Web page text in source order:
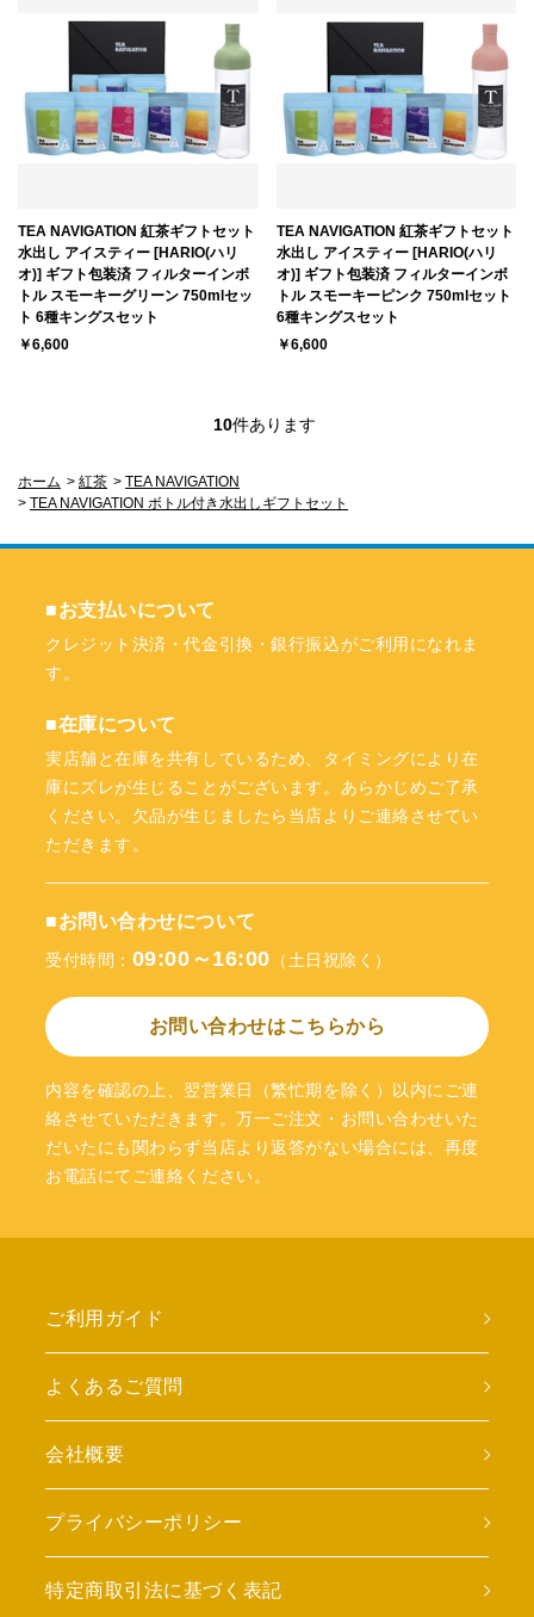
TEA NAVIGATION 紅茶ギフトセット
水出し アイスティー [HARIO(ハリ
オ)] ギフト包装済 フィルターインボ
トル スモーキーグリーン 750mlセッ
ト 6種キングスセット
￥6,600
TEA NAVIGATION 紅茶ギフトセット
水出し アイスティー [HARIO(ハリ
オ)] ギフト包装済 フィルターインボ
トル スモーキーピンク 750mlセット
6種キングスセット
￥6,600
10件あります
ホーム > 紅茶 > TEA NAVIGATION
> TEA NAVIGATION ボトル付き水出しギフトセット
■お支払いについて
クレジット決済・代金引換・銀行振込がご利用になれま
す。
■在庫について
実店舗と在庫を共有しているため、タイミングにより在
庫にズレが生じることがございます。あらかじめご了承
ください。欠品が生じましたら当店よりご連絡させてい
ただきます。
■お問い合わせについて
受付時間： 09:00～16:00 （土日祝除く）
お問い合わせはこちらから
内容を確認の上、翌営業日（繁忙期を除く）以内にご連
絡させていただきます。万一ご注文・お問い合わせいた
だいたにも関わらず当店より返答がない場合には、再度
お電話にてご連絡ください。
ご利用ガイド
よくあるご質問
会社概要
プライバシーポリシー
特定商取引法に基づく表記